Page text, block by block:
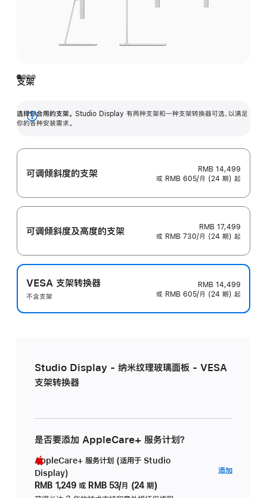
支架
选择你合用的支架。 Studio Display 有两种支架和一种支架转换器可选，以满足
你的各种安装需求。
展
可调倾斜度的支架
RMB 14,499
或 RMB 605/月 (24 期) 起
可调倾斜度及高‍度的支‍架
RMB 17,499
或 RMB 730/月 (24 期) 起
VESA 支架转换器
不含支架
RMB 14,499
或 RMB 605/月 (24 期) 起
Studio Display - 纳米纹理玻璃面板 - VESA
支架转换器
是否要添加 AppleCare+ 服务计划？
AppleCare+ 服务计划 (适用于 Studio
Display)
RMB 1,249 或 RMB 53/月 (24 期)
添加